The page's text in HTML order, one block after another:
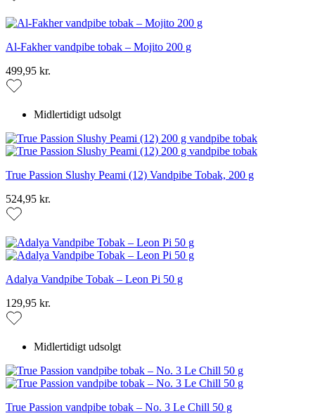
Al-Fakher vandpibe tobak – Mojito 200 g
499,95 kr.
Midlertidigt udsolgt
True Passion Slushy Peami (12) Vandpibe Tobak, 200 g
524,95 kr.
Adalya Vandpibe Tobak – Leon Pi 50 g
129,95 kr.
Midlertidigt udsolgt
True Passion vandpibe tobak – No. 3 Le Chill 50 g